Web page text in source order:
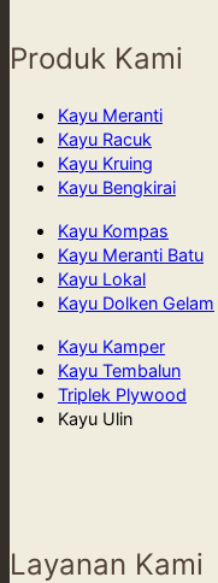
Produk Kami
Kayu Meranti
Kayu Racuk
Kayu Kruing
Kayu Bengkirai
Kayu Kompas
Kayu Meranti Batu
Kayu Lokal
Kayu Dolken Gelam
Kayu Kamper
Kayu Tembalun
Triplek Plywood
Kayu Ulin
Layanan Kami